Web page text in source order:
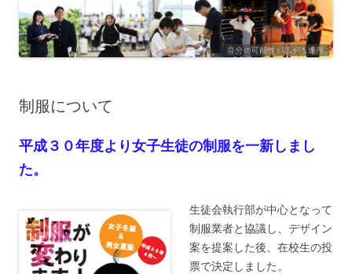
ツ
へ
ス
キ
ッ
プ
制服について
平成３０年度より女子生徒の制服を一新しまし
た。
生徒会執行部が中心となって
制服業者と協議し、デザイン
案を提案した後、在校生の投
票で決定しました。